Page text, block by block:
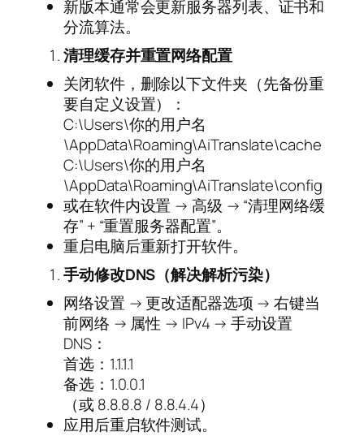
新版本通常会更新服务器列表、证书和
分流算法。
清理缓存并重置网络配置
关闭软件，删除以下文件夹（先备份重
要自定义设置）：
C:\Users\你的用户名
\AppData\Roaming\AiTranslate\cache
C:\Users\你的用户名
\AppData\Roaming\AiTranslate\config
或在软件内设置 → 高级 → “清理网络缓
存” + “重置服务器配置”。
重启电脑后重新打开软件。
手动修改DNS（解决解析污染）
网络设置 → 更改适配器选项 → 右键当
前网络 → 属性 → IPv4 → 手动设置
DNS：
首选：1.1.1.1
备选：1.0.0.1
（或 8.8.8.8 / 8.8.4.4）
应用后重启软件测试。